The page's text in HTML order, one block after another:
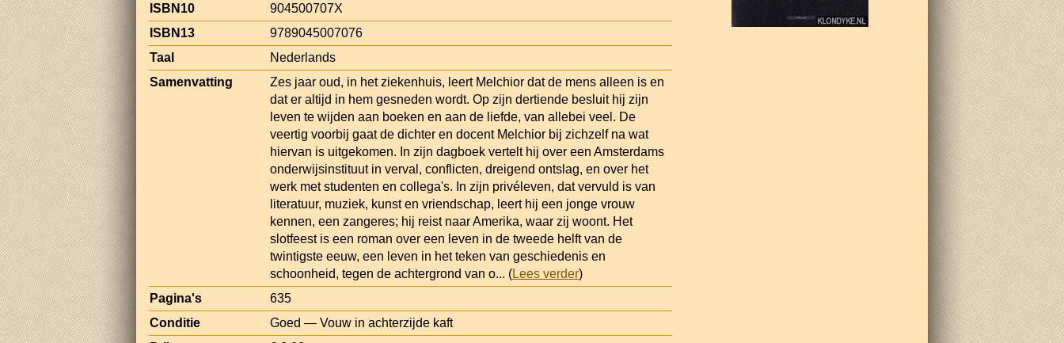
ISBN10
904500707X
ISBN13
9789045007076
Taal
Nederlands
Samenvatting
Zes jaar oud, in het ziekenhuis, leert Melchior dat de mens alleen is en
dat er altijd in hem gesneden wordt. Op zijn dertiende besluit hij zijn
leven te wijden aan boeken en aan de liefde, van allebei veel. De
veertig voorbij gaat de dichter en docent Melchior bij zichzelf na wat
hiervan is uitgekomen. In zijn dagboek vertelt hij over een Amsterdams
onderwijsinstituut in verval, conflicten, dreigend ontslag, en over het
werk met studenten en collega's. In zijn privéleven, dat vervuld is van
literatuur, muziek, kunst en vriendschap, leert hij een jonge vrouw
kennen, een zangeres; hij reist naar Amerika, waar zij woont. Het
slotfeest is een roman over een leven in de tweede helft van de
twintigste eeuw, een leven in het teken van geschiedenis en
schoonheid, tegen de achtergrond van o... (Lees verder)
Pagina's
635
Conditie
Goed — Vouw in achterzijde kaft